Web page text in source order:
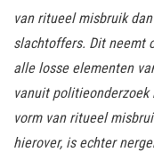
van ritueel misbruik
slachtoffers. Dit neemt
alle losse elementen
vanuit politieonderzoek
vorm van ritueel
hierover, is echter